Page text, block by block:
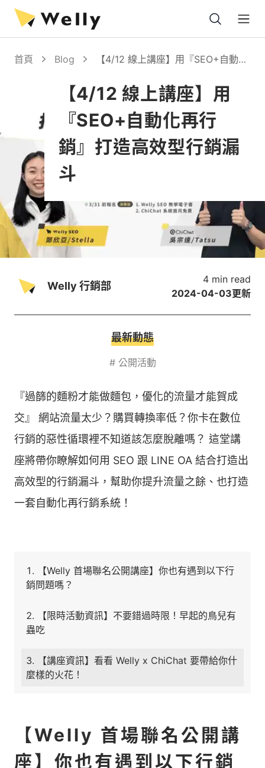
首頁 Blog
【4/12 線上講座】用『SEO+自動化
【4/12 線上講座】用
『SEO+自動化再行
銷』打造高效型行銷漏
斗
Welly 行銷部
4 min read
2024-04-03更新
最新動態
# 公開活動
『過篩的麵粉才能做麵包，優化的流量才能賀成
交』 ⁣⁣網站流量太少？購買轉換率低？你卡在數位
行銷的惡性循環裡不知道該怎麼脫離嗎？ 這堂講
座將帶你瞭解如何用 SEO 跟 LINE OA 結合打造出
高效型的行銷漏斗，幫助你提升流量之餘、也打造
一套自動化再行銷系統！
【Welly 首場聯名公開講座】你也有遇到以下行
銷問題嗎？
【限時活動資訊】不要錯過時限！早起的鳥兒有
蟲吃
【講座資訊】看看 Welly x ChiChat 要帶給你什
麼樣的火花！
【Welly 首場聯名公開講
座】你也有遇到以下行銷